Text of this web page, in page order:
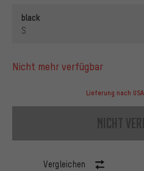
black
S
nicht mehr verfügbar
Lieferung nach
nicht
Vergleichen